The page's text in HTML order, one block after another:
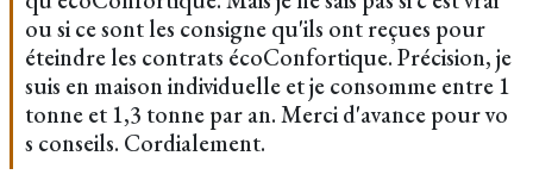
ou si ce sont les consigne qu'ils ont reçues pour
éteindre les contrats écoConfortique. Précision, je
suis en maison individuelle et je consomme entre 1
tonne et 1,3 tonne par an. Merci d'avance pour vo
s conseils. Cordialement.